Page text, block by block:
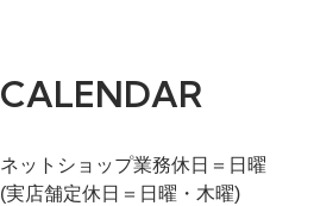
CALENDAR
ネットショップ業務休日＝日曜
(実店舗定休日＝日曜・木曜)